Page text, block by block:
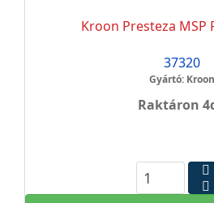
Kroon Presteza MSP
37320
Gyártó: Kroon
Raktáron